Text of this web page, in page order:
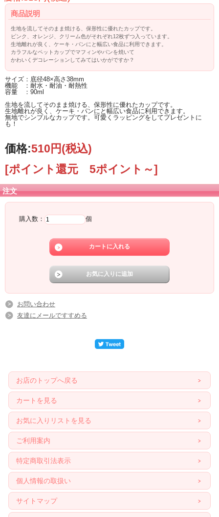
商品説明
生地を流してそのまま焼ける、保形性に優れたカップです。
ピンク、オレンジ、クリーム色がそれぞれ12枚ずつ入っています。
生地離れが良く、ケーキ・パンにと幅広い食品に利用できます。
カラフルなペットカップでマフィンやパンを焼いて
かわいくデコレーションしてみてはいかがですか？
サイズ：底径48×高さ38mm
機能 ：耐水・耐油・耐熱性
容量 ：90ml
生地を流してそのまま焼ける、保形性に優れたカップです。
生地離れが良く、ケーキ・パンにと幅広い食品に利用できます。
無地でシンプルなカップです。可愛くラッピングをしてプレゼントに
も！
価格:510円(税込)
[ポイント還元 5ポイント～]
注文
購入数： 個
お問い合わせ
友達にメールですすめる
お店のトップへ戻る
カートを見る
お気に入りリストを見る
ご利用案内
特定商取引法表示
個人情報の取扱い
サイトマップ